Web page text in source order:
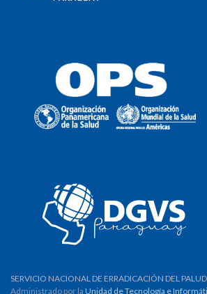
SERVICIO NACIONAL DE ERRADICACIÓN DEL
Administrado por la Unidad de Tecnología e